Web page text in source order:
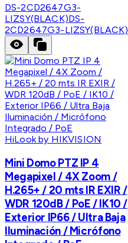
DS-2CD2647G3-
LIZSY(BLACK)DS-
2CD2647G3-LIZSY(BLACK)
HiLook by HIKVISION
Mini Domo PTZ IP 4
Megapixel / 4X Zoom /
H.265+ / 20 mts IR EXIR /
WDR 120dB / PoE / IK10 /
Exterior IP66 / Ultra Baja
Iluminación / Micrófono